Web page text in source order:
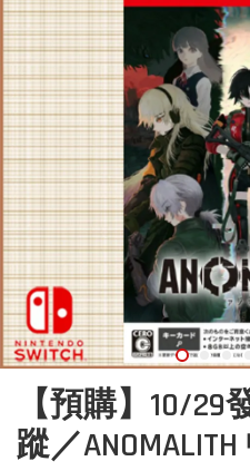
【預購】10/29
蹤／